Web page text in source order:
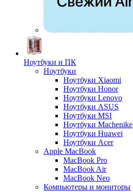
Ноутбуки и ПК
Ноутбуки
Ноутбуки Xiaomi
Ноутбуки Honor
Ноутбуки Lenovo
Ноутбуки ASUS
Ноутбуки MSI
Ноутбуки Machenike
Ноутбуки Huawei
Ноутбуки Acer
Apple MacBook
MacBook Pro
MacBook Air
MacBook Neo
Компьютеры и мониторы